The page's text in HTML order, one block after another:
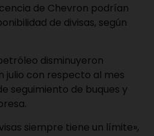
de Chevron podrían
de divisas, según
disminuyeron
julio con respecto al mes
seguimiento de buques y
siempre tiene un límite»,